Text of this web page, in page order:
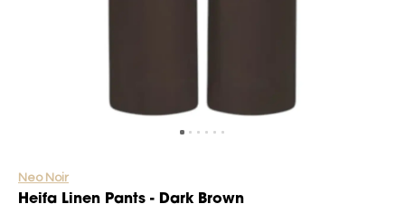
Neo Noir
Heifa Linen Pants - Dark Brown